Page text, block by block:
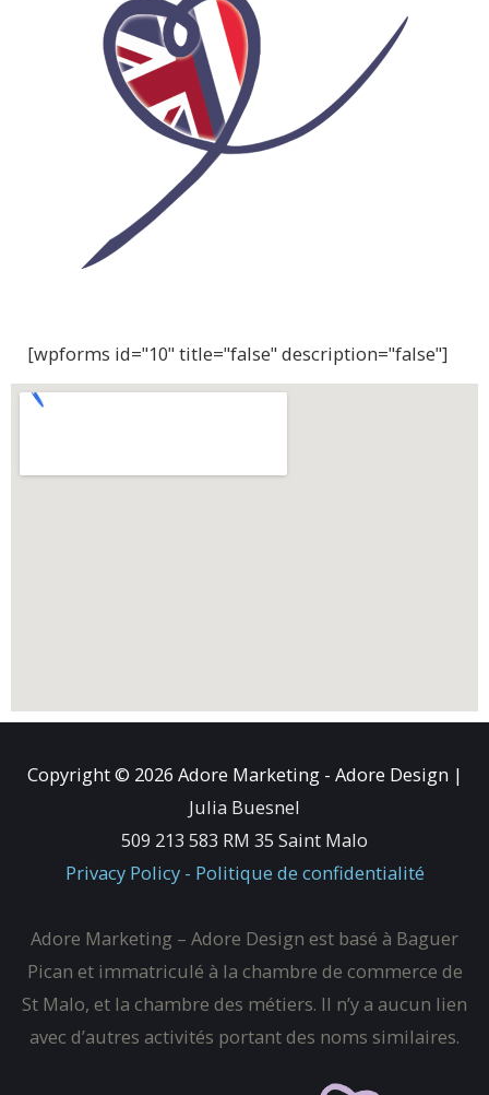
[wpforms id="10" title="false" description="false"]
Copyright © 2026 Adore Marketing - Adore Design |
Julia Buesnel
509 213 583 RM 35 Saint Malo
Privacy Policy - Politique de confidentialité
Adore Marketing – Adore Design est basé à Baguer
Pican et immatriculé à la chambre de commerce de
St Malo, et la chambre des métiers. Il n’y a aucun lien
avec d’autres activités portant des noms similaires.